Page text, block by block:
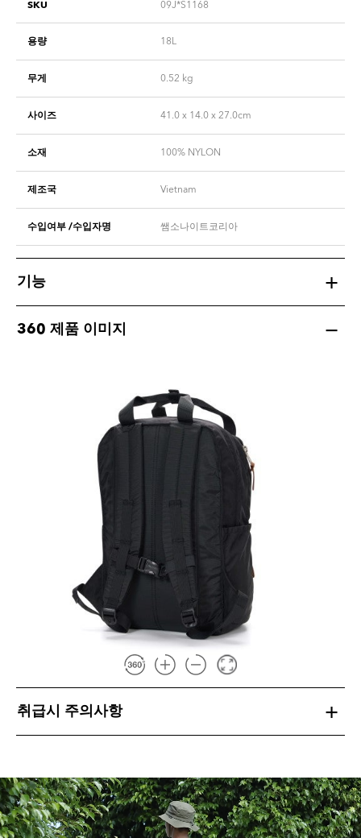
SKU 09J*S1168
용량 18L
무게 0.52 kg
사이즈 41.0 x 14.0 x 27.0cm
소재 100% NYLON
제조국 Vietnam
수입여부 /수입자명 쌤소나이트코리아
기능
360 제품 이미지
취급시 주의사항